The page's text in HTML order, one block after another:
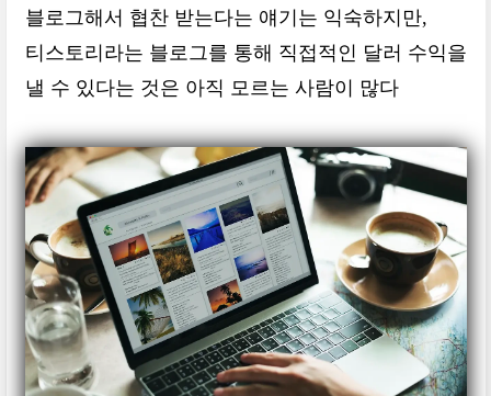
블로그해서 협찬 받는다는 얘기는 익숙하지만,
티스토리라는 블로그를 통해 직접적인 달러 수익을
낼 수 있다는 것은 아직 모르는 사람이 많다